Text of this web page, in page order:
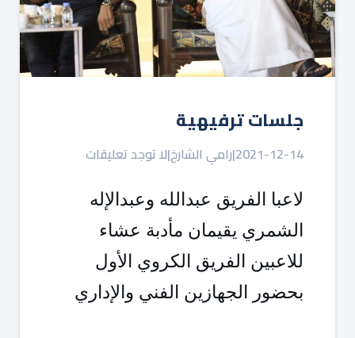
جلسات ترفيهية
2021-12-14
|رامي الشارخ|لا توجد تعليقات
بحضور الجهازين الفني والإداري